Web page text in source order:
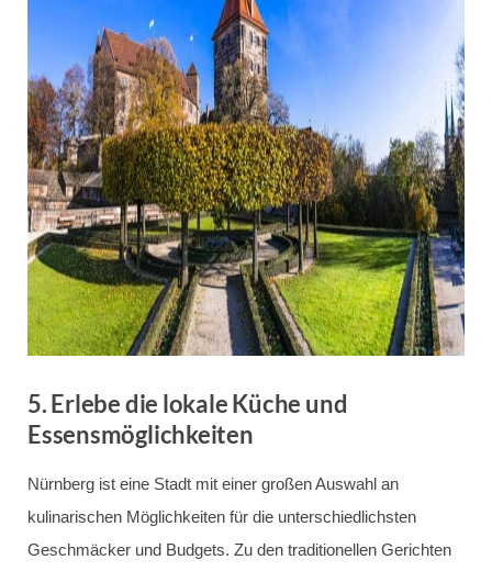
5. Erlebe die lokale Küche und
Essensmöglichkeiten
Nürnberg ist eine Stadt mit einer großen Auswahl an
kulinarischen Möglichkeiten für die unterschiedlichsten
Geschmäcker und Budgets. Zu den traditionellen Gerichten